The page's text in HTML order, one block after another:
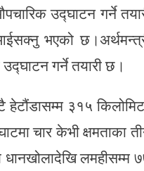
उद्घाटन गर्ने
भएको
गर्ने तयारी छ।
हेटौंडासम्म ३१५
चार केभी क्षमताका
धानखोलादेखि लमहीसम्म